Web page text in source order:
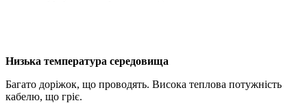
Низька температура середовища
Багато доріжок, що проводять. Висока теплова потужність
кабелю, що гріє.